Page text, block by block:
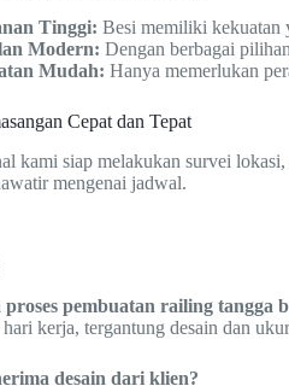
Tinggi: Besi memiliki kekuatan
Modern: Dengan berbagai
Mudah: Hanya memerlukan
Cepat dan Tepat
kami siap melakukan survei
mengenai jadwal.
pembuatan railing tangga
kerja, tergantung desain dan
desain dari klien?